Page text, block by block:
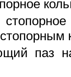
паз